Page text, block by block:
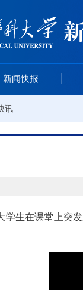
新闻快报
讯
学生在课堂上突